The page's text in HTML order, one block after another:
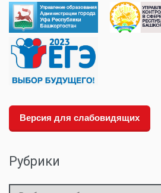
Версия для слабовидящих
Рубрики
Рубрики